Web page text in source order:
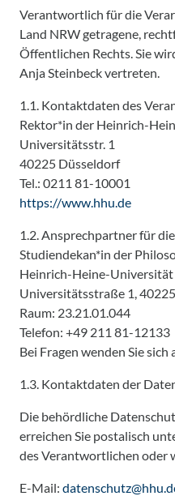
Verantwortlich für die
Land NRW getragene,
Öffentlichen Rechts. Sie
Anja Steinbeck vertreten.
1.1. Kontaktdaten des
Rektor*in der Heinrich-
Universitätsstr. 1
40225 Düsseldorf
Tel.: 0211 81-10001
https://www.hhu.de
1.2. Ansprechpartner für
Studiendekan*in der
Heinrich-Heine-
Universitätsstraße 1,
Raum: 23.21.01.044
Telefon: +49 211 81-12133
Bei Fragen wenden Sie sich
1.3. Kontaktdaten der
Die behördliche
erreichen Sie postalisch
des Verantwortlichen oder
E-Mail: